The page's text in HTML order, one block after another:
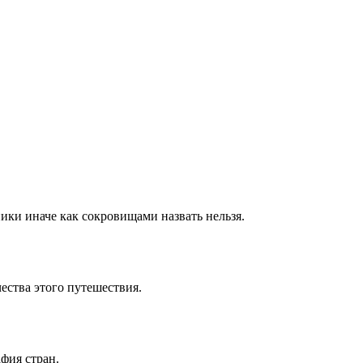
иначе как сокровищами назвать нельзя.
этого путешествия.
стран.